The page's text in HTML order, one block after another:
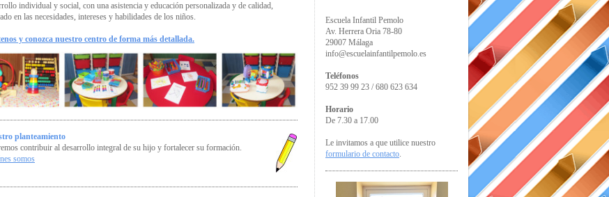
individual y social, con una asistencia y educación personalizada y de calidad,
en las necesidades, intereses y habilidades de los niños.
y conozca nuestro centro de forma más detallada.
planteamiento
contribuir al desarrollo integral de su hijo y fortalecer su formación.
somos
Escuela Infantil Pemolo
Av. Herrera Oria 78-80
29007 Málaga
info@escuelainfantilpemolo.es
Teléfonos
952 39 99 23 / 680 623 634
Horario
De 7.30 a 17.00
Le invitamos a que utilice nuestro
formulario de contacto.